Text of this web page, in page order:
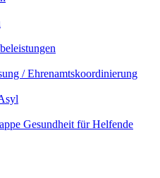
/ Ehrenamtskoordinierung
Gesundheit für Helfende